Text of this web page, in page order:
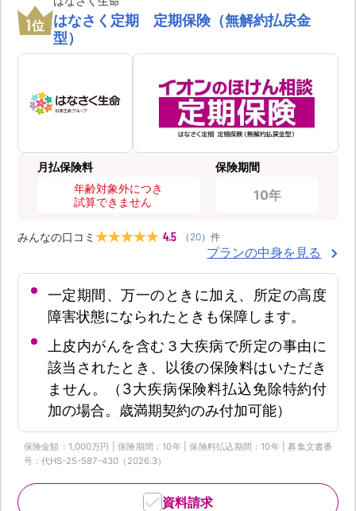
1位
はなさく定期 定期保険（無解約払戻金
型）
月払保険料
年齢対象外につき
試算できません
保険期間
10年
みんなの口コミ 4.5 （ 20） 件
プランの中身を見る
一定期間、万一のときに加え、所定の高度
障害状態になられたときも保障します。
上皮内がんを含む３大疾病で所定の事由に
該当されたとき、以後の保険料はいただき
ません。（3大疾病保険料払込免除特約付
加の場合。歳満期契約のみ付加可能）
保険金額：1,000万円 | 保険期間：10年 | 保険料払込期間：10年 | 募集文書番
号：代HS-25-587-430（2026.3）
資料請求